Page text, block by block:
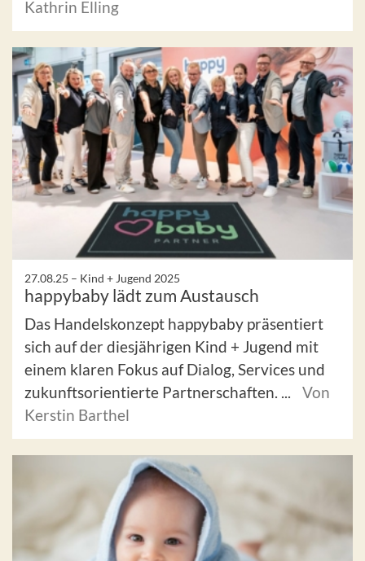
Kathrin Elling
27.08.25 – Kind + Jugend 2025
happybaby lädt zum Austausch
Das Handelskonzept happybaby präsentiert
sich auf der diesjährigen Kind + Jugend mit
einem klaren Fokus auf Dialog, Services und
zukunftsorientierte Partnerschaften. ...
Von
Kerstin Barthel